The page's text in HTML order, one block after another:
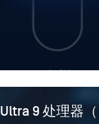
Ultra 9 处理器（